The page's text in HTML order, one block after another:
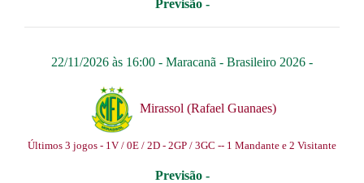
Previsão -
22/11/2026 às 16:00 - Maracanã - Brasileiro 2026 -
Mirassol (Rafael Guanaes)
Últimos 3 jogos - 1V / 0E / 2D - 2GP / 3GC -- 1 Mandante e 2 Visitante
Previsão -